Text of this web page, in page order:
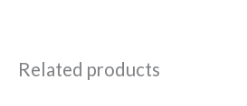
Related products